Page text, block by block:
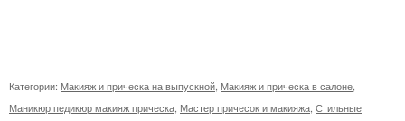
Категории: Макияж и прическа на выпускной Макияж и прическа в салоне
Маникюр педикюр макияж прическа Мастер причесок и макияжа Стильные